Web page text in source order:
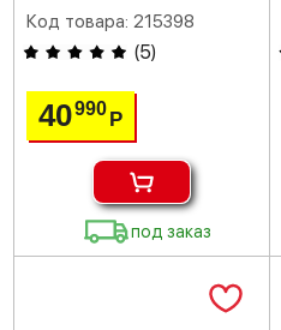
Код товара: 215398
(5)
40990Р
под заказ